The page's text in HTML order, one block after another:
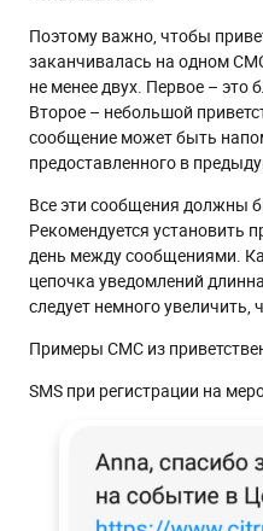
Поэтому важно, чтобы
заканчивалась на одном
не менее двух. Первое – это
Второе – небольшой
сообщение может быть
предоставленного в
Все эти сообщения должны
Рекомендуется установить
день между сообщениями.
цепочка уведомлений
следует немного увеличить,
Примеры СМС из
SMS при регистрации на